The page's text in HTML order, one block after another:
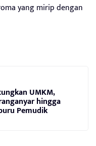
yang mirip dengan
UMKM,
hingga
Pemudik